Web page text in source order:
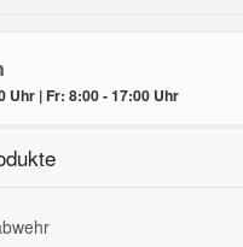
Uhr | Fr: 8:00 - 17:00 Uhr